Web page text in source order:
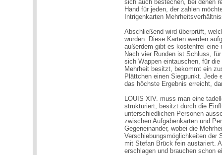
sich auch bestechen, bei denen
Hand für jeden, der zahlen
Intrigenkarten
Abschließend wird überprüft,
wurden. Diese Karten werden
außerdem gibt es kostenfrei eine
Nach vier Runden ist Schluss,
sich Wappen eintauschen, für
Mehrheit besitzt, bekommt ein
Plättchen einen Siegpunkt. Jede
das höchste Ergebnis erreicht,
LOUIS XIV. muss man eine
strukturiert, besitzt durch die
unterschiedlichen Personen
zwischen Aufgabenkarten und
Gegeneinander, wobei die
Verschiebungsmöglichkeiten der
mit Stefan Brück fein austariert.
erschlagen und brauchen schon